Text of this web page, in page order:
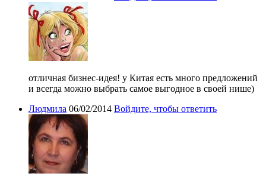
отличная бизнес-идея! у Китая есть много предложений
и всегда можно выбрать самое выгодное в своей нише)
Людмила 06/02/2014 Войдите, чтобы ответить